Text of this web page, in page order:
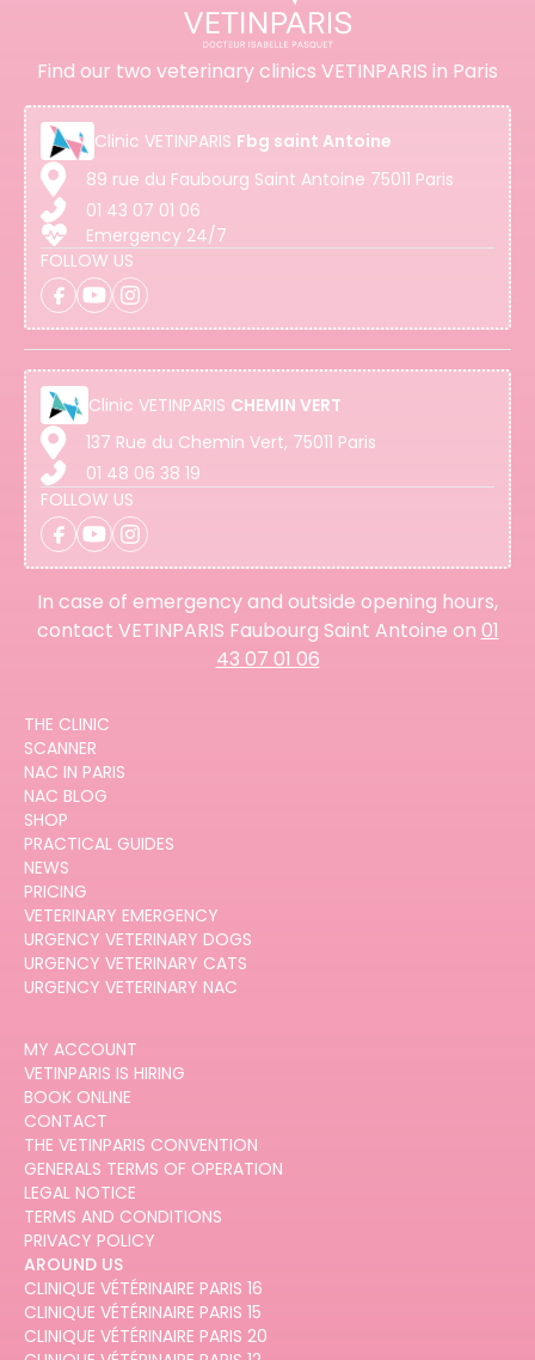
Find our two veterinary clinics VETINPARIS in Paris
Clinic VETINPARIS Fbg saint Antoine
89 rue du Faubourg Saint Antoine 75011 Paris
01 43 07 01 06
Emergency 24/7
FOLLOW US
Clinic VETINPARIS CHEMIN VERT
137 Rue du Chemin Vert, 75011 Paris
01 48 06 38 19
FOLLOW US
In case of emergency and outside opening hours,
contact VETINPARIS Faubourg Saint Antoine on 01
43 07 01 06
THE CLINIC
SCANNER
NAC IN PARIS
NAC BLOG
SHOP
PRACTICAL GUIDES
NEWS
PRICING
VETERINARY EMERGENCY
URGENCY VETERINARY DOGS
URGENCY VETERINARY CATS
URGENCY VETERINARY NAC
MY ACCOUNT
VETINPARIS IS HIRING
BOOK ONLINE
CONTACT
THE VETINPARIS CONVENTION
GENERALS TERMS OF OPERATION
LEGAL NOTICE
TERMS AND CONDITIONS
PRIVACY POLICY
AROUND US
CLINIQUE VÉTÉRINAIRE PARIS 16
CLINIQUE VÉTÉRINAIRE PARIS 15
CLINIQUE VÉTÉRINAIRE PARIS 20